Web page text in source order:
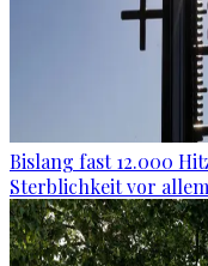
Bislang fast 12.000
Sterblichkeit vor